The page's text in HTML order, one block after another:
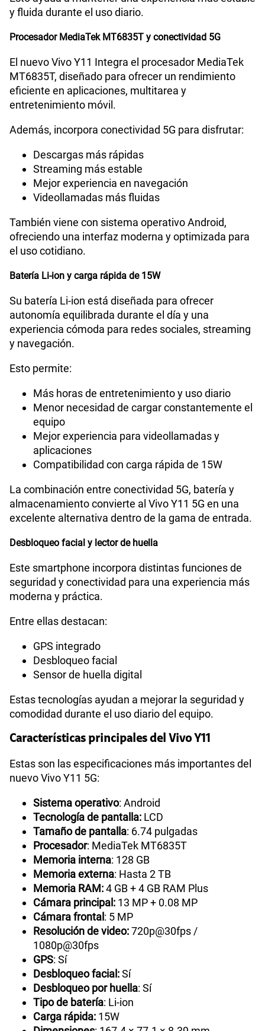
y fluida durante el uso diario.
Procesador MediaTek MT6835T y conectividad 5G
El nuevo Vivo Y11 Integra el procesador MediaTek
MT6835T, diseñado para ofrecer un rendimiento
eficiente en aplicaciones, multitarea y
entretenimiento móvil.
Además, incorpora conectividad 5G para disfrutar:
Descargas más rápidas
Streaming más estable
Mejor experiencia en navegación
Videollamadas más fluidas
También viene con sistema operativo Android,
ofreciendo una interfaz moderna y optimizada para
el uso cotidiano.
Batería Li-ion y carga rápida de 15W
Su batería Li-ion está diseñada para ofrecer
autonomía equilibrada durante el día y una
experiencia cómoda para redes sociales, streaming
y navegación.
Esto permite:
Más horas de entretenimiento y uso diario
Menor necesidad de cargar constantemente el
equipo
Mejor experiencia para videollamadas y
aplicaciones
Compatibilidad con carga rápida de 15W
La combinación entre conectividad 5G, batería y
almacenamiento convierte al Vivo Y11 5G en una
excelente alternativa dentro de la gama de entrada.
Desbloqueo facial y lector de huella
Este smartphone incorpora distintas funciones de
seguridad y conectividad para una experiencia más
moderna y práctica.
Entre ellas destacan:
GPS integrado
Desbloqueo facial
Sensor de huella digital
Estas tecnologías ayudan a mejorar la seguridad y
comodidad durante el uso diario del equipo.
Características principales del Vivo Y11
Estas son las especificaciones más importantes del
nuevo Vivo Y11 5G:
Sistema operativo: Android
Tecnología de pantalla: LCD
Tamaño de pantalla: 6.74 pulgadas
Procesador: MediaTek MT6835T
Memoria interna: 128 GB
Memoria externa: Hasta 2 TB
Memoria RAM:4 GB + 4 GB RAM Plus
Cámara principal: 13 MP + 0.08 MP
Cámara frontal : 5 MP
Resolución de video:720p@30fps /
1080p@30fps
GPS: Sí
Desbloqueo facial:Sí
Desbloqueo por huella: Sí
Tipo de batería: Li-ion
Carga rápida: 15W